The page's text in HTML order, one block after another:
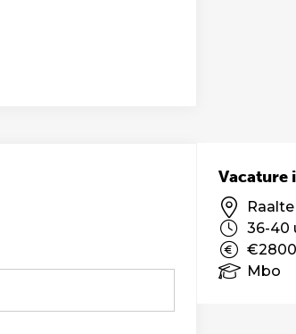
Vacature
Raalte
36-40
Mbo